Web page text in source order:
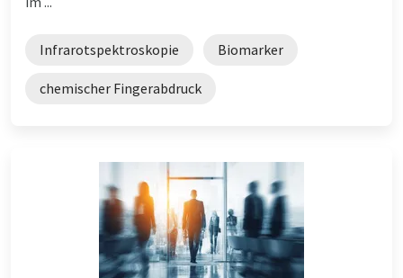
Infrarotspektroskopie Biomarker
chemischer Fingerabdruck